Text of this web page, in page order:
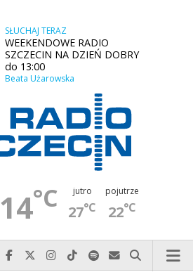
SŁUCHAJ TERAZ
WEEKENDOWE RADIO
SZCZECIN NA DZIEŃ DOBRY
do 13:00
Beata Użarowska
14°C jutro
27°C
pojutrze
22°C
Najlepiej po prostu do nas zadzwoń
Odwiedź nas na Facebook-u
Odwiedź nas na X
Odwiedź nas na Instagram-ie
Odwiedź nas na TikTok-u
Szukaj nas na Spotify
Wyślij do nas
Szukaj